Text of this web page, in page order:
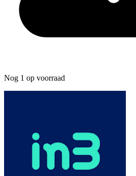
Nog 1 op voorraad